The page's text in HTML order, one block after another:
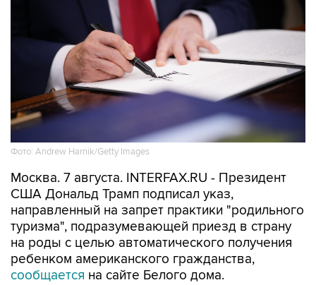
Фото: Andrew Harnik/Getty Images
Москва. 7 августа. INTERFAX.RU - Президент
США Дональд Трамп подписал указ,
направленный на запрет практики "родильного
туризма", подразумевающей приезд в страну
на роды с целью автоматического получения
ребенком американского гражданства,
сообщается на сайте Белого дома.